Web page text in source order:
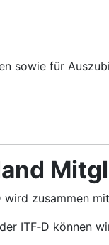
sowie für
wird zusammen
ITF‑D können